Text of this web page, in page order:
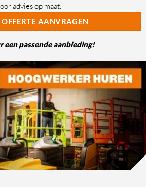
advies op maat.
OFFERTE AANVRAGEN
een passende aanbieding!